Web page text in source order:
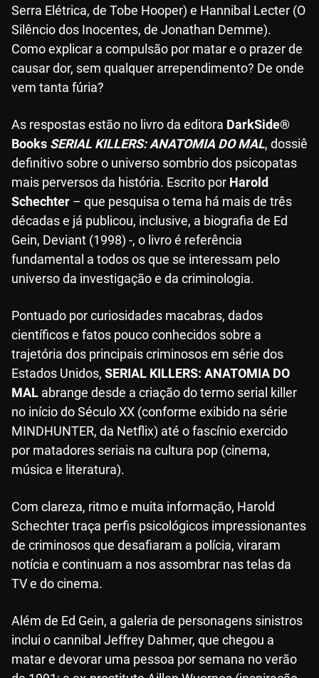
Serra Elétrica, de Tobe Hooper) e Hannibal Lecter (O
Silêncio dos Inocentes, de Jonathan Demme).
Como explicar a compulsão por matar e o prazer de
causar dor, sem qualquer arrependimento? De onde
vem tanta fúria?
As respostas estão no livro da editora DarkSide®
Books SERIAL KILLERS: ANATOMIA DO MAL, dossiê
definitivo sobre o universo sombrio dos psicopatas
mais perversos da história. Escrito por Harold
Schechter – que pesquisa o tema há mais de três
décadas e já publicou, inclusive, a biografia de Ed
Gein, Deviant (1998) -, o livro é referência
fundamental a todos os que se interessam pelo
universo da investigação e da criminologia.
Pontuado por curiosidades macabras, dados
científicos e fatos pouco conhecidos sobre a
trajetória dos principais criminosos em série dos
Estados Unidos, SERIAL KILLERS: ANATOMIA DO
MAL abrange desde a criação do termo serial killer
no início do Século XX (conforme exibido na série
MINDHUNTER, da Netflix) até o fascínio exercido
por matadores seriais na cultura pop (cinema,
música e literatura).
Com clareza, ritmo e muita informação, Harold
Schechter traça perfis psicológicos impressionantes
de criminosos que desafiaram a polícia, viraram
notícia e continuam a nos assombrar nas telas da
TV e do cinema.
Além de Ed Gein, a galeria de personagens sinistros
inclui o cannibal Jeffrey Dahmer, que chegou a
matar e devorar uma pessoa por semana no verão